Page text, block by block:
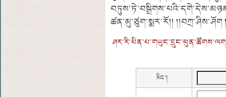
ཚན་མུ་ཙུག་སྨར་རོ།། །།བཀྲ་ཤིས་ཤོག